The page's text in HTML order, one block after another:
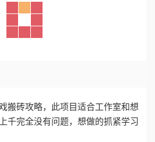
搬砖攻略，此项目适合工作室和想
千完全没有问题，想做的抓紧学习